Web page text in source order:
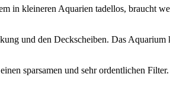
in kleineren Aquarien tadellos, braucht
und den Deckscheiben. Das
sparsamen und sehr ordentlichen Filter.